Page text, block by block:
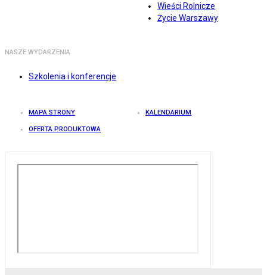
Wieści Rolnicze
Życie Warszawy
NASZE WYDARZENIA
Szkolenia i konferencje
MAPA STRONY KALENDARIUM
OFERTA PRODUKTOWA